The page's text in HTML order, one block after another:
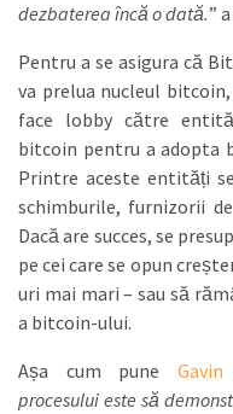
dezbaterea încă o dată.”
Pentru a se asigura că
va prelua nucleul bitcoin,
face lobby către
bitcoin pentru a adopta
Printre aceste entități
schimburile, furnizorii
Dacă are succes, se
pe cei care se opun
uri mai mari – sau să
a bitcoin-ului.
Așa cum pune
procesului este să